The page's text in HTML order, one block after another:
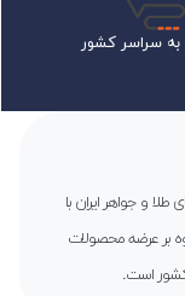
به سراسر کشور
و جواهر ایران با
بر عرضه محصولات
کشور است.